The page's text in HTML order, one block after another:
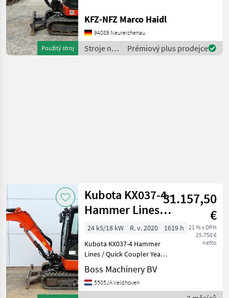
Použitý stroj
Kombihydraulik mit 2x
Proportional Steuerung,
Betankungspumpe,
Servicegepflegt Stroje na
stavbu mi
KFZ-NFZ Marco Haidl
94089 Neureichenau
Stroje na
stavbu /
Prémiový plus prodejce
Kubota KX037-4 -
Hammer Lines /
Quick Coupler
31.157,50
€
21 % s DPH
25.750 €
netto
24 kS/18 kW R. v. 2020
1619 h
Kubota KX037-4 Hammer
Lines / Quick Coupler Year:
2020 Reference number:
BM007582 Hours: 1.619
Type KX037-4 Location
Boss Machinery BV
5505JA Veldhoven